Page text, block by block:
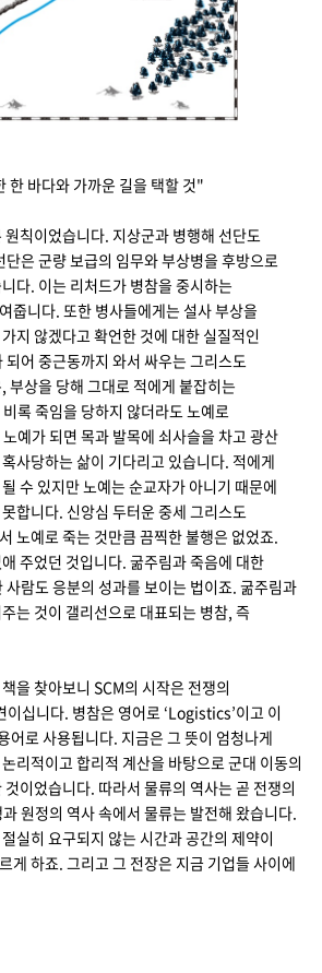
한 바다와 가까운 길을 택할 것"
원칙이었습니다. 지상군과 병행해 선단도
은 군량 보급의 임무와 부상병을 후방으로
다. 이는 리처드가 병참을 중시하는
줍니다. 또한 병사들에게는 설사 부상을
지 않겠다고 확언한 것에 대한 실질적인
어 중근동까지 와서 싸우는 그리스도
부상을 당해 그대로 적에게 붙잡히는
록 죽임을 당하지 않더라도 노예로
예가 되면 목과 발목에 쇠사슬을 차고 광산
사당하는 삶이 기다리고 있습니다. 적에게
수 있지만 노예는 순교자가 아니기 때문에
합니다. 신앙심 두터운 중세 그리스도
노예로 죽는 것만큼 끔찍한 불행은 없었죠.
주었던 것입니다. 굶주림과 죽음에 대한
람도 응분의 성과를 보이는 법이죠. 굶주림과
는 것이 갤리선으로 대표되는 병참, 즉
을 찾아보니 SCM의 시작은 전쟁의
이십니다. 병참은 영어로 ‘Logistics’이고 이
어로 사용됩니다. 지금은 그 뜻이 엄청나게
리적이고 합리적 계산을 바탕으로 군대 이동의
이었습니다. 따라서 물류의 역사는 곧 전쟁의
원정의 역사 속에서 물류는 발전해 왔습니다.
실히 요구되지 않는 시간과 공간의 제약이
게 하죠. 그리고 그 전장은 지금 기업들 사이에